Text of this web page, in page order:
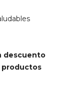
descuento
productos